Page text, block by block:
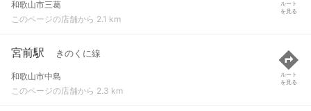
和歌山市三葛
このページの店舗から 2.1 km
ルート
を見る
宮前駅 きのくに線
和歌山市中島
このページの店舗から 2.3 km
ルート
を見る